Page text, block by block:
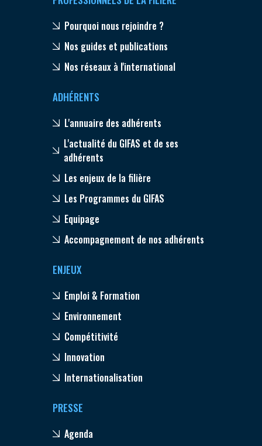
Pourquoi nous rejoindre ?
Nos guides et publications
Nos réseaux à l'international
ADHÉRENTS
L'annuaire des adhérents
L'actualité du GIFAS et de ses
adhérents
Les enjeux de la filière
Les Programmes du GIFAS
Equipage
Accompagnement de nos adhérents
ENJEUX
Emploi & Formation
Environnement
Compétitivité
Innovation
Internationalisation
PRESSE
Agenda